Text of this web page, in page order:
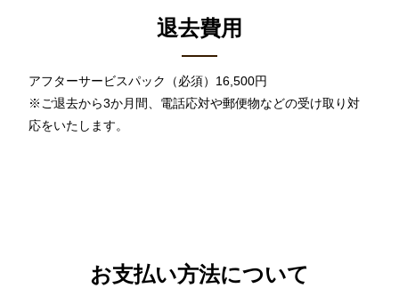
退去費用
アフターサービスパック（必須）16,500円
※ご退去から3か月間、電話応対や郵便物などの受け取り対
応をいたします。
お支払い方法について